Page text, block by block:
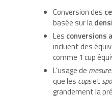
Conversion des
basée sur la
Les conversions
incluent des
comme 1 cup
L’usage de
que les cupset
grandement la